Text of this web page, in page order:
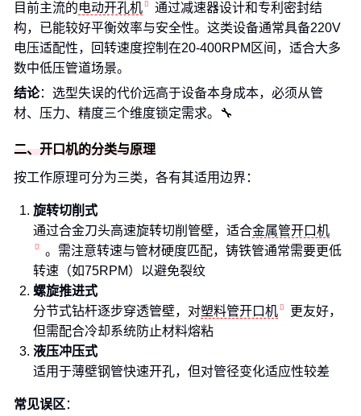
目前主流的电动开孔机
通过减速器设计和专利密封结
构，已能较好平衡效率与安全性。这类设备通常具备220V
电压适配性，回转速度控制在20-400RPM区间，适合大多
数中低压管道场景。
结论：选型失误的代价远高于设备本身成本，必须从管
材、压力、精度三个维度锁定需求。🔧
二、开口机的分类与原理
按工作原理可分为三类，各有其适用边界：
旋转切削式
通过合金刀头高速旋转切削管壁，适合金属管开口机
。需注意转速与管材硬度匹配，铸铁管通常需要更低
转速（如75RPM）以避免裂纹
螺旋推进式
分节式钻杆逐步穿透管壁，对塑料管开口机
更友好，
但需配合冷却系统防止材料熔粘
液压冲压式
适用于薄壁钢管快速开孔，但对管径变化适应性较差
常见误区 ：